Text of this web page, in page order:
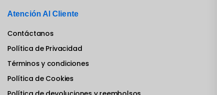
Atención Al Cliente
Contáctanos
Política de Privacidad
Términos y condiciones
Política de Cookies